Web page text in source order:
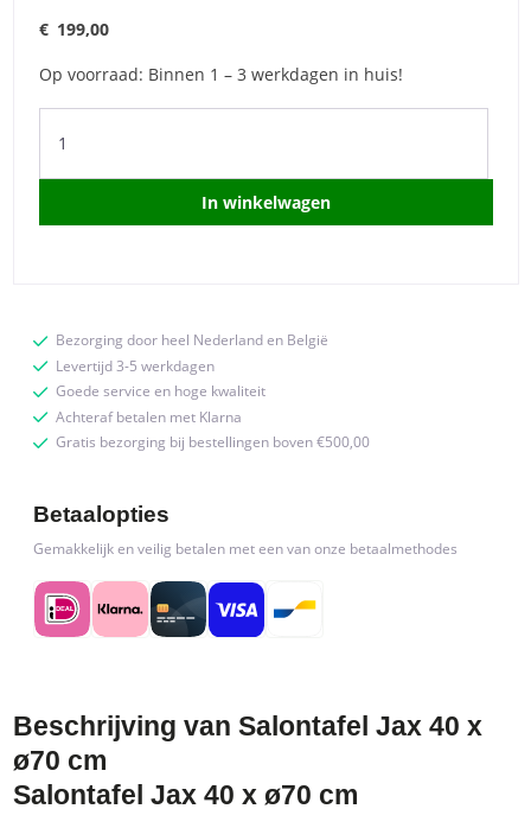
€ 199,00
Op voorraad: Binnen 1 – 3 werkdagen in huis!
Jax
In winkelwagen
Bezorging door heel Nederland en België
Levertijd 3-5 werkdagen
Goede service en hoge kwaliteit
Achteraf betalen met Klarna
Gratis bezorging bij bestellingen boven €500,00
Betaalopties
Gemakkelijk en veilig betalen met een van onze betaalmethodes
Beschrijving van Salontafel Jax 40 x
ø70 cm
Salontafel Jax 40 x ø70 cm